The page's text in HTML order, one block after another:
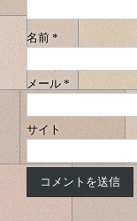
名前 *
メール *
サイト